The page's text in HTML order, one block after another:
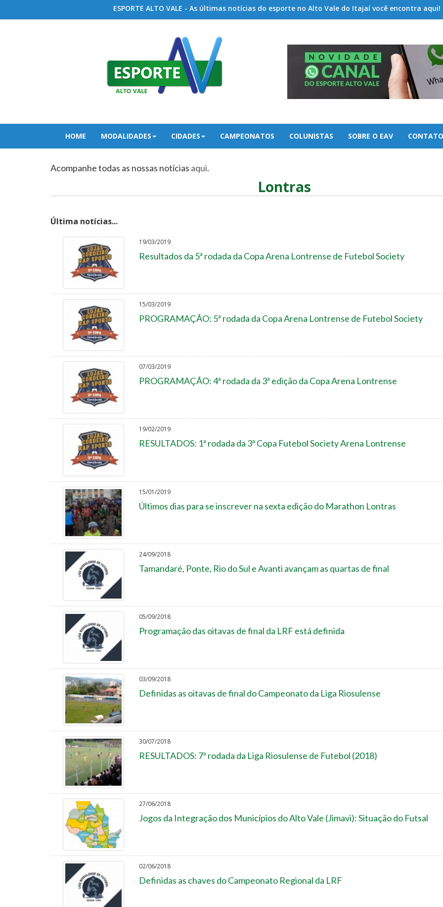
ESPORTE ALTO VALE - As últimas notícias do esporte no Alto Vale do Itajaí você encontra aqui!
HOME MODALIDADES CIDADES CAMPEONATOS COLUNISTAS SOBRE O EAV CONTATO
Acompanhe todas as nossas notícias aqui.
Lontras
Última notícias...
19/03/2019
Resultados da 5ª rodada da Copa Arena Lontrense de Futebol Society
15/03/2019
PROGRAMAÇÃO: 5ª rodada da Copa Arena Lontrense de Futebol Society
07/03/2019
PROGRAMAÇÃO: 4ª rodada da 3ª edição da Copa Arena Lontrense
19/02/2019
RESULTADOS: 1ª rodada da 3ª Copa Futebol Society Arena Lontrense
15/01/2019
Últimos dias para se inscrever na sexta edição do Marathon Lontras
24/09/2018
Tamandaré, Ponte, Rio do Sul e Avanti avançam as quartas de final
05/09/2018
Programação das oitavas de final da LRF está definida
03/09/2018
Definidas as oitavas de final do Campeonato da Liga Riosulense
30/07/2018
RESULTADOS: 7ª rodada da Liga Riosulense de Futebol (2018)
27/06/2018
Jogos da Integração dos Municípios do Alto Vale (Jimavi): Situação do Futsal
02/06/2018
Definidas as chaves do Campeonato Regional da LRF